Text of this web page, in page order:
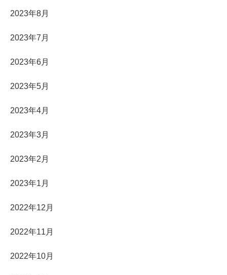
2023年8月
2023年7月
2023年6月
2023年5月
2023年4月
2023年3月
2023年2月
2023年1月
2022年12月
2022年11月
2022年10月